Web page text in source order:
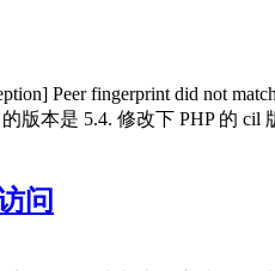
Peer fingerprint did
版本是 5.4. 修改下 PHP 的 cil
问